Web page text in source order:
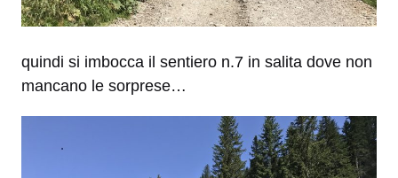
quindi si imbocca il sentiero n.7 in salita dove non
mancano le sorprese…